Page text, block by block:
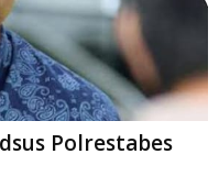
Polrestabes